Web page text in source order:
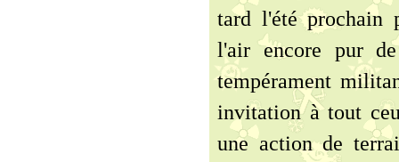
tard l'été prochain
l'air encore pur
tempérament
invitation à tout
une action de